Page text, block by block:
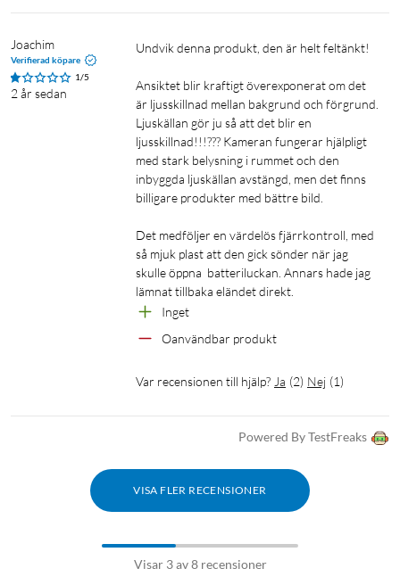
Joachim
Verifierad köpare
1/5
2 år sedan
Undvik denna produkt, den är helt feltänkt!
Ansiktet blir kraftigt överexponerat om det
är ljusskillnad mellan bakgrund och förgrund.
Ljuskällan gör ju så att det blir en
ljusskillnad!!!??? Kameran fungerar hjälpligt
med stark belysning i rummet och den
inbyggda ljuskällan avstängd, men det finns
billigare produkter med bättre bild.
Det medföljer en värdelös fjärrkontroll, med
så mjuk plast att den gick sönder när jag
skulle öppna  batteriluckan. Annars hade jag
lämnat tillbaka eländet direkt.
Inget
Oanvändbar produkt
Var recensionen till hjälp? Ja (2) Nej (1)
Powered By TestFreaks
VISA FLER RECENSIONER
Visar 3 av 8 recensioner